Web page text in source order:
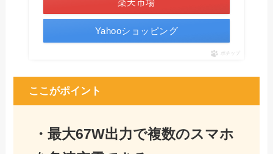
楽天市場
Yahooショッピング
ポチップ
ここがポイント
・最大67W出力で複数のスマホ